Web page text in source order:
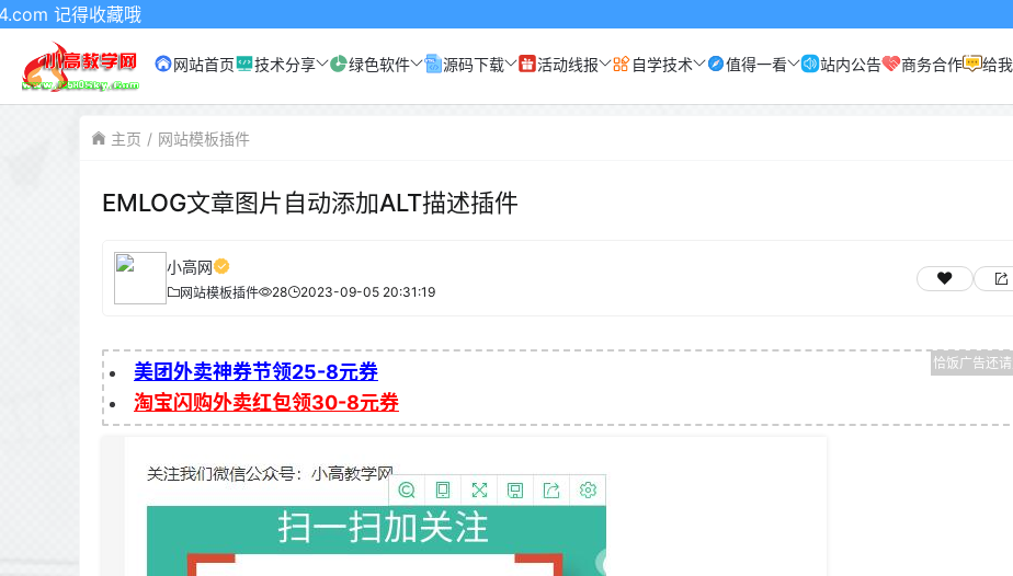
藏哦
网站首页 技术分享 绿色软件 源码下载 活动线报 自学技术 值得一看 站内公告 商务合作 给
主页 网站模板插件
EMLOG文章图片自动添加ALT描述插件
小高网
网站模板插件 28 2023-09-05 20:31:19
美团外卖神券节领25-8元券
淘宝闪购外卖红包领30-8元券